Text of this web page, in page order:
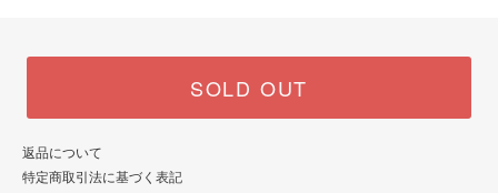
SOLD OUT
返品について
特定商取引法に基づく表記